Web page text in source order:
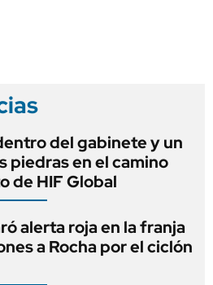
del gabinete y un
piedras en el camino
de HIF Global
alerta roja en la franja
a Rocha por el ciclón